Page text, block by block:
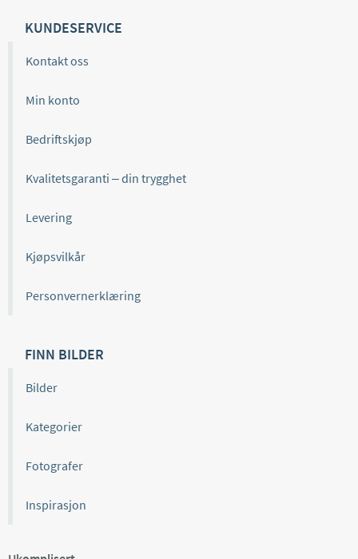
KUNDESERVICE
Kontakt oss
Min konto
Bedriftskjøp
Kvalitetsgaranti – din trygghet
Levering
Kjøpsvilkår
Personvernerklæring
FINN BILDER
Bilder
Kategorier
Fotografer
Inspirasjon